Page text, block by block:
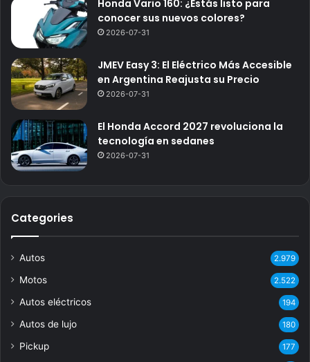
Honda Vario 160: ¿Estás listo para
conocer sus nuevos colores?
2026-07-31
JMEV Easy 3: El Eléctrico Más Accesible
en Argentina Reajusta su Precio
2026-07-31
El Honda Accord 2027 revoluciona la
tecnología en sedanes
2026-07-31
Categories
Autos 2.979
Motos 2.522
Autos eléctricos 194
Autos de lujo 180
Pickup 177